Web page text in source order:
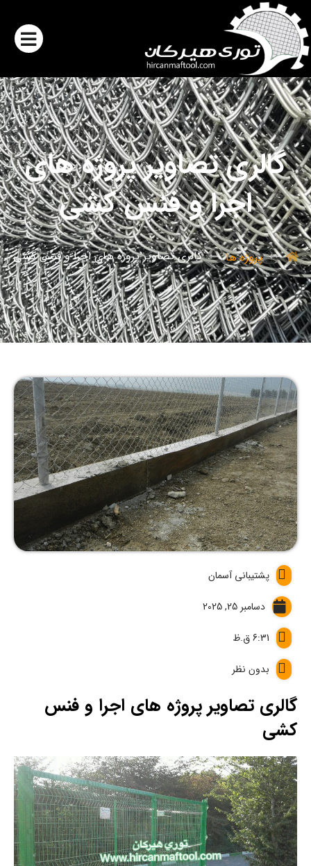
گالری تصاویر پروژه های
اجرا و فنس کشی
پروژه ها گالری تصاویر پروژه های اجرا و فنس کشی
پشتیبانی آسمان
دسامبر 25, 2025
6:31 ق.ظ
بدون نظر
گالری تصاویر پروژه های اجرا و فنس
کشی